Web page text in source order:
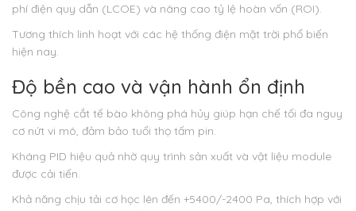
phí điện quy dẫn (LCOE) và nâng cao tỷ lệ hoàn vốn (ROI).
Tương thích linh hoạt với các hệ thống điện mặt trời phổ biến
hiện nay.
Độ bền cao và vận hành ổn định
Công nghệ cắt tế bào không phá hủy giúp hạn chế tối đa nguy
cơ nứt vi mô, đảm bảo tuổi thọ tấm pin.
Kháng PID hiệu quả nhờ quy trình sản xuất và vật liệu module
được cải tiến.
Khả năng chịu tải cơ học lên đến +5400/-2400 Pa, thích hợp với